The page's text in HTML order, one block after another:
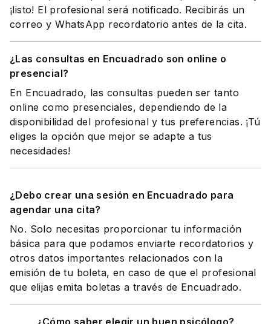
¡listo! El profesional será notificado. Recibirás un
correo y WhatsApp recordatorio antes de la cita.
¿Las consultas en Encuadrado son online o
presencial?
En Encuadrado, las consultas pueden ser tanto
online como presenciales, dependiendo de la
disponibilidad del profesional y tus preferencias. ¡Tú
eliges la opción que mejor se adapte a tus
necesidades!
¿Debo crear una sesión en Encuadrado para
agendar una cita?
No. Solo necesitas proporcionar tu información
básica para que podamos enviarte recordatorios y
otros datos importantes relacionados con la
emisión de tu boleta, en caso de que el profesional
que elijas emita boletas a través de Encuadrado.
¿Cómo saber elegir un buen psicólogo?